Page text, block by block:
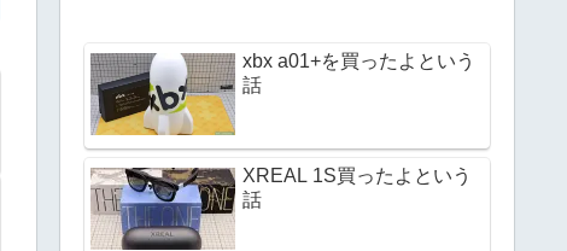
xbx a01+を買ったよという
話
XREAL 1S買ったよという
話